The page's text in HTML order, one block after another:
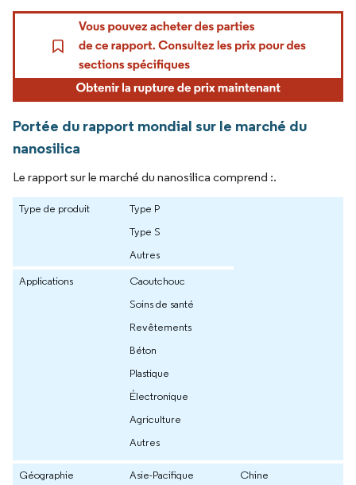
Portée du rapport mondial sur le marché du
nanosilica
Le rapport sur le marché du nanosilica comprend :.
Type de produit
Type P
Type S
Autres
Applications
Caoutchouc
Soins de santé
Revêtements
Béton
Plastique
Électronique
Agriculture
Autres
Géographie Asie-Pacifique Chine